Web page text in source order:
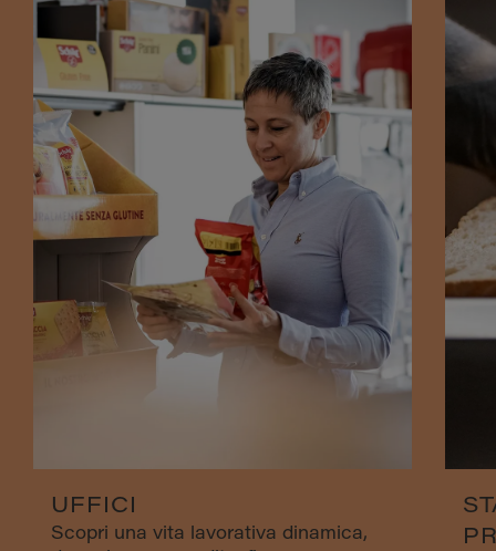
UFFICI
Scopri una vita lavorativa dinamica,